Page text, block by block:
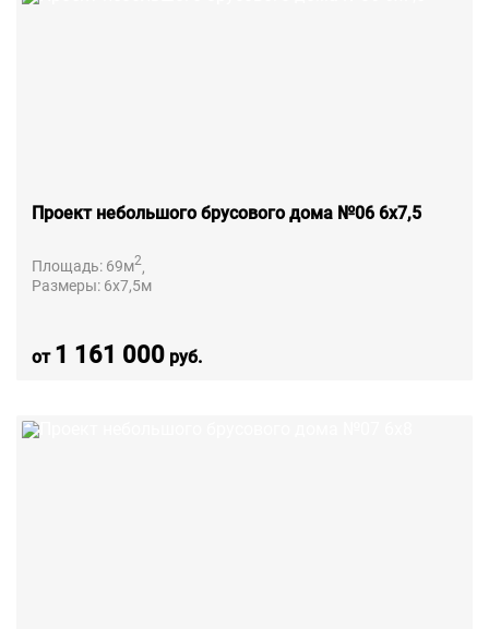
Проект небольшого брусового дома №06 6х7,5
Площадь: 69м2,
Размеры: 6х7,5м
от 1 161 000 руб.